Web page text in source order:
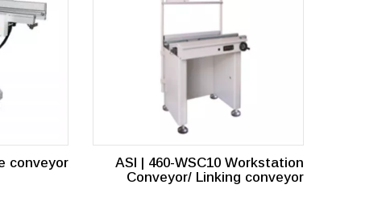
ASI | 460-WSC10 Workstation
Conveyor/ Linking conveyor
conveyor